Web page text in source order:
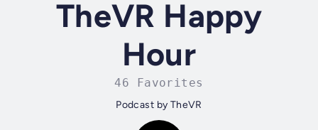
TheVR Happy
Hour
46 Favorites
Podcast by TheVR